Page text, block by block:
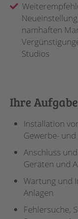
Ihre
Installation
Gewerbe-
Anschluss
Geräten und
Wartung und
Anlagen
Fehlersuche,
namhaften
Studios